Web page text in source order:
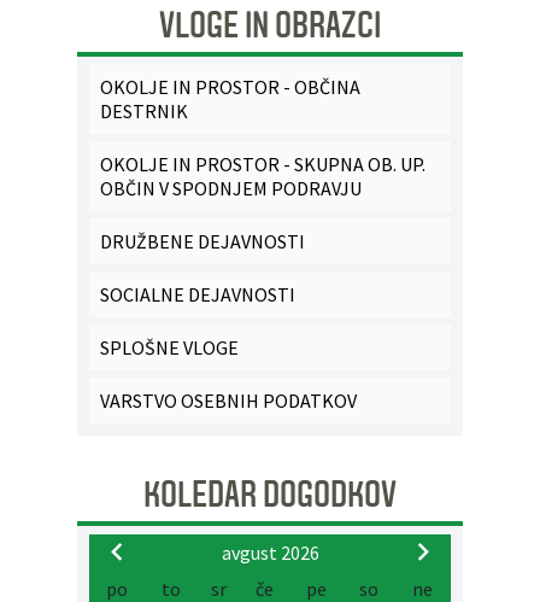
VLOGE IN OBRAZCI
OKOLJE IN PROSTOR - OBČINA
DESTRNIK
OKOLJE IN PROSTOR - SKUPNA OB. UP.
OBČIN V SPODNJEM PODRAVJU
DRUŽBENE DEJAVNOSTI
SOCIALNE DEJAVNOSTI
SPLOŠNE VLOGE
VARSTVO OSEBNIH PODATKOV
KOLEDAR DOGODKOV
avgust 2026
po
to sr če pe so ne